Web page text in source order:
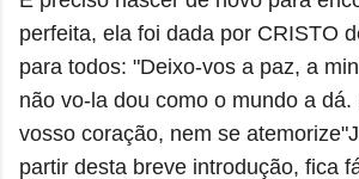
perfeita, ela foi dada por CRISTO
para todos: "Deixo-vos a paz, a
não vo-la dou como o mundo a
vosso coração, nem se
partir desta breve introdução, fica